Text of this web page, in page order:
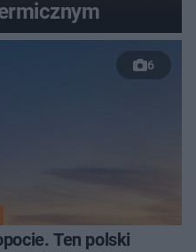
6
Ten polski